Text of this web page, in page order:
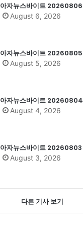
아자뉴스바이트 20260806
August 6, 2026
아자뉴스바이트 20260805
August 5, 2026
아자뉴스바이트 20260804
August 4, 2026
아자뉴스바이트 20260803
August 3, 2026
다른 기사 보기